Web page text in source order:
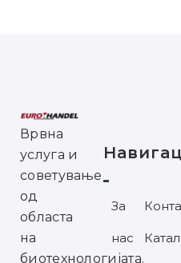
Врвна
услуга и
советување
од
областа
на
биотехнологијата.
За
нас